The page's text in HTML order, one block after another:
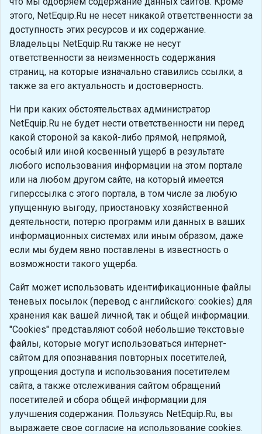
этого, NetEquip.Ru не несет никакой ответственности за
доступность этих ресурсов и их содержание.
Владельцы NetEquip.Ru также не несут
ответственности за неизменность содержания
страниц, на которые изначально ставились ссылки, а
также за его актуальность и достоверность.
Ни при каких обстоятельствах администратор
NetEquip.Ru не будет нести ответственности ни перед
какой стороной за какой-либо прямой, непрямой,
особый или иной косвенный ущерб в результате
любого использования информации на этом портале
или на любом другом сайте, на который имеется
гиперссылка с этого портала, в том числе за любую
упущенную выгоду, приостановку хозяйственной
деятельности, потерю программ или данных в ваших
информационных системах или иным образом, даже
если мы будем явно поставлены в известность о
возможности такого ущерба.
Сайт может использовать идентификационные файлы
теневых посылок (перевод с английского: cookies) для
хранения как вашей личной, так и общей информации.
"Cookies" представляют собой небольшие текстовые
файлы, которые могут использоваться интернет-
сайтом для опознавания повторных посетителей,
упрощения доступа и использования посетителем
сайта, а также отслеживания сайтом обращений
посетителей и сбора общей информации для
улучшения содержания. Пользуясь NetEquip.Ru, вы
выражаете свое согласие на использование cookies.